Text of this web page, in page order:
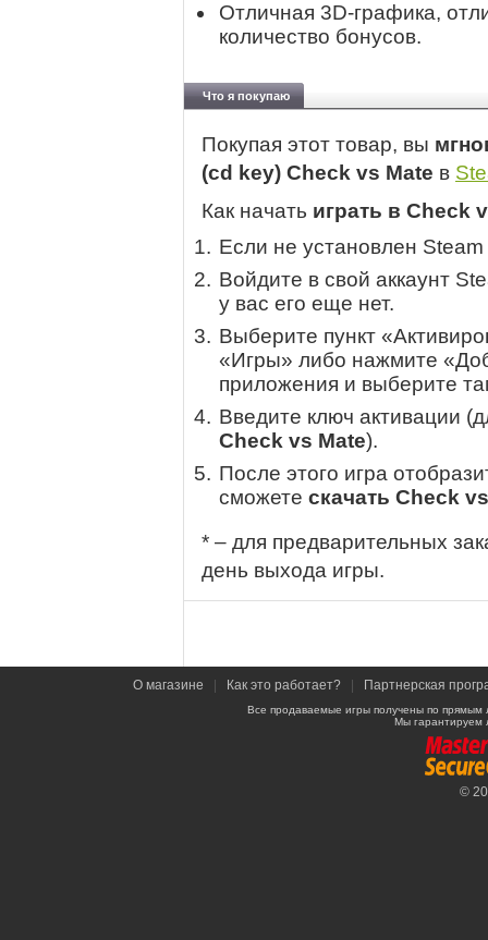
Отличная 3D-графика,
количество бонусов.
Что я покупаю
Покупая этот товар, вы
(cd key) Check vs Mate в
Как начать играть в Check
Если не установлен
Войдите в свой аккаунт
у вас его еще нет.
Выберите пункт
«Игры» либо нажмите
приложения и выберите
Введите ключ активации
Check vs Mate).
После этого игра
сможете скачать Check
* – для предварительных
день выхода игры.
О магазине Как это работает? Партнерская
Все продаваемые игры получены по
Мы гарантируем
©